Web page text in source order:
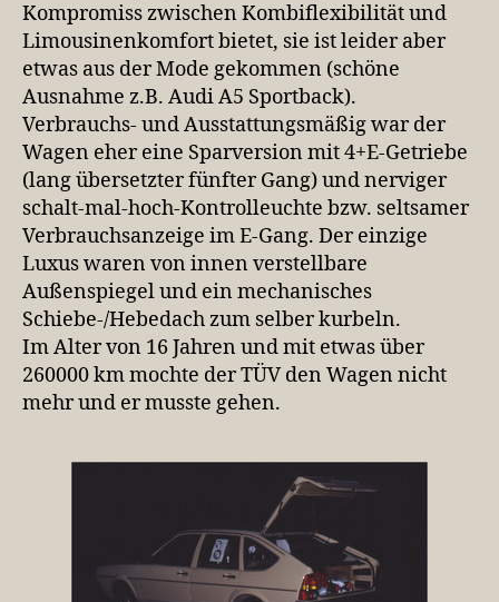
Kompromiss zwischen Kombiflexibilität und
Limousinenkomfort bietet, sie ist leider aber
etwas aus der Mode gekommen (schöne
Ausnahme z.B. Audi A5 Sportback).
Verbrauchs- und Ausstattungsmäßig war der
Wagen eher eine Sparversion mit 4+E-Getriebe
(lang übersetzter fünfter Gang) und nerviger
schalt-mal-hoch-Kontrolleuchte bzw. seltsamer
Verbrauchsanzeige im E-Gang. Der einzige
Luxus waren von innen verstellbare
Außenspiegel und ein mechanisches
Schiebe-/Hebedach zum selber kurbeln.
Im Alter von 16 Jahren und mit etwas über
260000 km mochte der TÜV den Wagen nicht
mehr und er musste gehen.